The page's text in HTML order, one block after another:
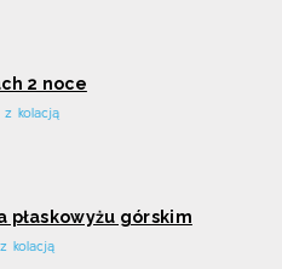
2 noce
z kolacją
płaskowyżu górskim
kolacją